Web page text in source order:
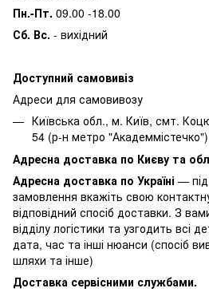
Пн.-Пт. 09.00 -18.00
Сб. Вс. - вихідний
Доступний самовивіз
Адреси для самовивозу
Київська обл., м. Київ, смт.
54 (р-н метро "Академмістечко")
Адресна доставка по Києву та
Адресна доставка по Україні —
замовлення вкажіть свою
відповідний спосіб доставки. З
відділу логістики та узгодить всі
дата, час та інші нюанси (спосіб
шляхи та інше)
Доставка сервісними службами.